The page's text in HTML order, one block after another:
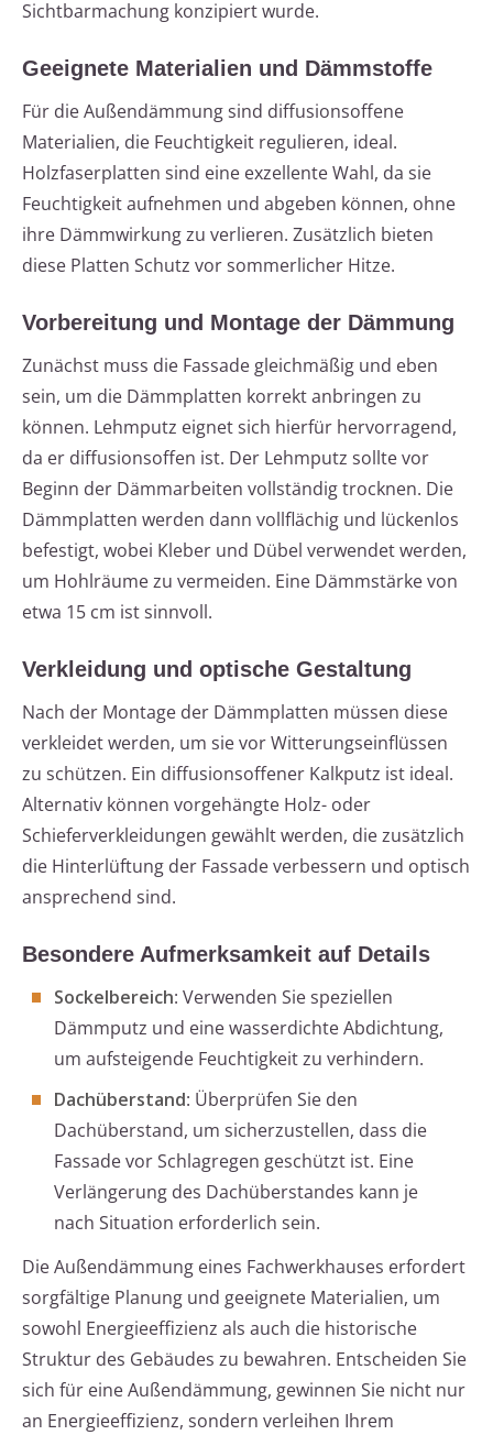
Sichtbarmachung konzipiert wurde.
Geeignete Materialien und Dämmstoffe
Für die Außendämmung sind diffusionsoffene
Materialien, die Feuchtigkeit regulieren, ideal.
Holzfaserplatten sind eine exzellente Wahl, da sie
Feuchtigkeit aufnehmen und abgeben können, ohne
ihre Dämmwirkung zu verlieren. Zusätzlich bieten
diese Platten Schutz vor sommerlicher Hitze.
Vorbereitung und Montage der Dämmung
Zunächst muss die Fassade gleichmäßig und eben
sein, um die Dämmplatten korrekt anbringen zu
können. Lehmputz eignet sich hierfür hervorragend,
da er diffusionsoffen ist. Der Lehmputz sollte vor
Beginn der Dämmarbeiten vollständig trocknen. Die
Dämmplatten werden dann vollflächig und lückenlos
befestigt, wobei Kleber und Dübel verwendet werden,
um Hohlräume zu vermeiden. Eine Dämmstärke von
etwa 15 cm ist sinnvoll.
Verkleidung und optische Gestaltung
Nach der Montage der Dämmplatten müssen diese
verkleidet werden, um sie vor Witterungseinflüssen
zu schützen. Ein diffusionsoffener Kalkputz ist ideal.
Alternativ können vorgehängte Holz- oder
Schieferverkleidungen gewählt werden, die zusätzlich
die Hinterlüftung der Fassade verbessern und optisch
ansprechend sind.
Besondere Aufmerksamkeit auf Details
Sockelbereich: Verwenden Sie speziellen
Dämmputz und eine wasserdichte Abdichtung,
um aufsteigende Feuchtigkeit zu verhindern.
Dachüberstand: Überprüfen Sie den
Dachüberstand, um sicherzustellen, dass die
Fassade vor Schlagregen geschützt ist. Eine
Verlängerung des Dachüberstandes kann je
nach Situation erforderlich sein.
Die Außendämmung eines Fachwerkhauses erfordert
sorgfältige Planung und geeignete Materialien, um
sowohl Energieeffizienz als auch die historische
Struktur des Gebäudes zu bewahren. Entscheiden Sie
sich für eine Außendämmung, gewinnen Sie nicht nur
an Energieeffizienz, sondern verleihen Ihrem